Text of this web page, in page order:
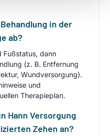
in der
ab?
Fußstatus, dann
(z. B. Entfernung
Wundversorgung).
und
Therapieplan.
Hann Versorgung
Zehen an?